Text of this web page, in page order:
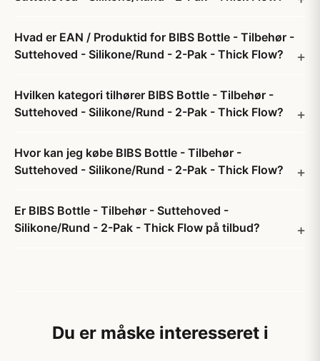
Hvad er EAN / Produktid for BIBS Bottle - Tilbehør -
Suttehoved - Silikone/Rund - 2-Pak - Thick Flow?
Hvilken kategori tilhører BIBS Bottle - Tilbehør -
Suttehoved - Silikone/Rund - 2-Pak - Thick Flow?
Hvor kan jeg købe BIBS Bottle - Tilbehør -
Suttehoved - Silikone/Rund - 2-Pak - Thick Flow?
Er BIBS Bottle - Tilbehør - Suttehoved -
Silikone/Rund - 2-Pak - Thick Flow på tilbud?
Du er måske interesseret i